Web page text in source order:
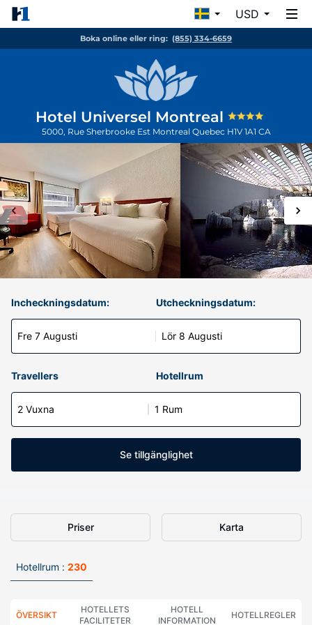
USD
Boka online eller ring: (855) 334-6659
Hotel Universel Montreal
5000, Rue Sherbrooke Est Montreal Quebec H1V 1A1 CA
Incheckningsdatum:
Fre 7 Augusti
Utcheckningsdatum:
Lör 8 Augusti
Travellers Hotellrum
2 Vuxna 1 Rum
Se tillgänglighet
Priser Karta
Hotellrum : 230
ÖVERSIKT
HOTELLETS
FACILITETER
HOTELL
INFORMATION
HOTELLREGLER